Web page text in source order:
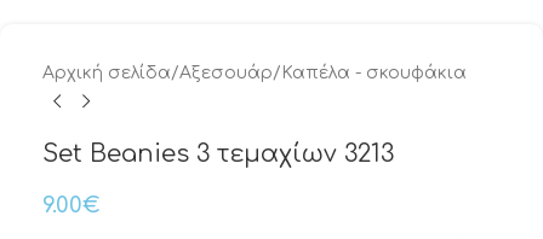
Αρχική σελίδα/Αξεσουάρ/ Καπέλα - σκουφάκια
Set Beanies 3 τεμαχίων 3213
9.00€